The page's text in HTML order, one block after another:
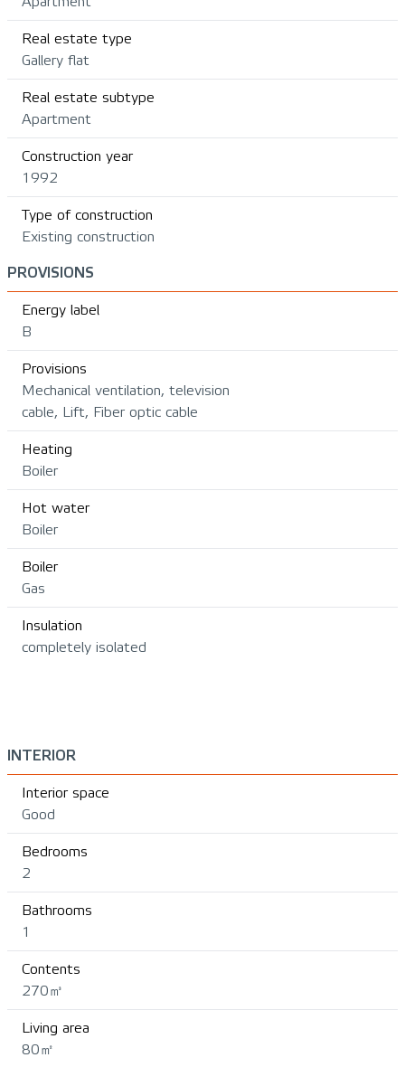
Real estate type
Gallery flat
Real estate subtype
Apartment
Construction year
1992
Type of construction
Existing construction
PROVISIONS
Energy label
B
Provisions
Mechanical ventilation, television
cable, Lift, Fiber optic cable
Heating
Boiler
Hot water
Boiler
Boiler
Gas
Insulation
completely isolated
INTERIOR
Interior space
Good
Bedrooms
2
Bathrooms
1
Contents
270㎥
Living area
80㎡